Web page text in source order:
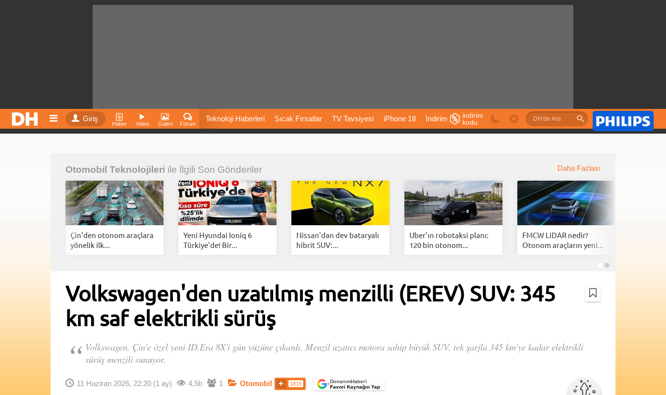
Giriş
Haber Video Galeri Forum
Teknoloji Haberleri Sıcak Fırsatlar TV Tavsiyesi iPhone 18 İndirim
Fiyatları Vizyondaki
İnstagram Dondurma İnstagram Çöktü Mü
indirim
kodu
Otomobil Teknolojileri ile İlgili Son Gönderiler Daha Fazlası
Çin’den otonom araçlara
yönelik ilk...
Yeni Hyundai Ioniq 6
Türkiye'de! Bir...
Nissan'dan dev bataryalı
hibrit SUV:...
Uber’ın robotaksi planı:
120 bin otonom...
FMCW LiDAR nedir?
Otonom araçların yeni...
Volkswagen'den uzatılmış menzilli (EREV) SUV: 345
km saf elektrikli sürüş
Volkswagen, Çin'e özel yeni ID.Era 8X'i gün yüzüne çıkardı. Menzil uzatıcı motora sahip büyük SUV, tek şarjla 345 km'ye kadar elektrikli
sürüş menzili sunuyor.
11 Haziran 2026, 22:20 (1 ay) 4,5b 1 Otomobil 1816 +DonanımHaber’i
Favori Kaynağın Yap